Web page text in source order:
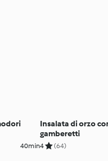
40min
Insalata di orzo
gamberetti
4 (64)